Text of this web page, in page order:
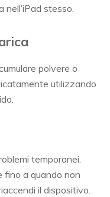
nell’iPad stesso.
polvere o
utilizzando
temporanei.
fino a quando non
il dispositivo.